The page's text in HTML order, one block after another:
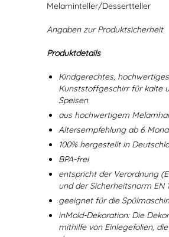
Melaminteller/Dessertteller
Angaben zur Produktsicherheit
Produktdetails
Kindgerechtes, hochwertiges
Kunststoffgeschirr für kalte
Speisen
aus hochwertigem
Altersempfehlung ab 6
100% hergestellt in
BPA-frei
entspricht der Verordnung
und der Sicherheitsnorm EN
geeignet für die
inMold-Dekoration: Die
mithilfe von Einlegefolien,